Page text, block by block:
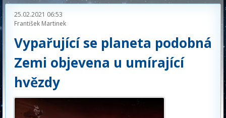
25.02.2021 06:53
František Martinek
Vypařující se planeta podobná
Zemi objevena u umírající
hvězdy